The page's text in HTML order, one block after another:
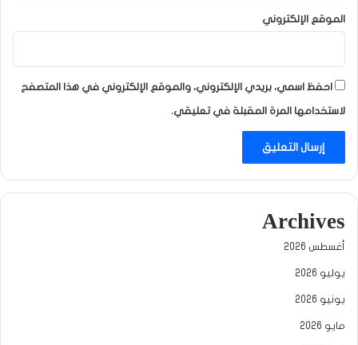
الموقع الإلكتروني
احفظ اسمي، بريدي الإلكتروني، والموقع الإلكتروني في هذا المتصفح
لاستخدامها المرة المقبلة في تعليقي.
Archives
أغسطس 2026
يوليو 2026
يونيو 2026
مايو 2026